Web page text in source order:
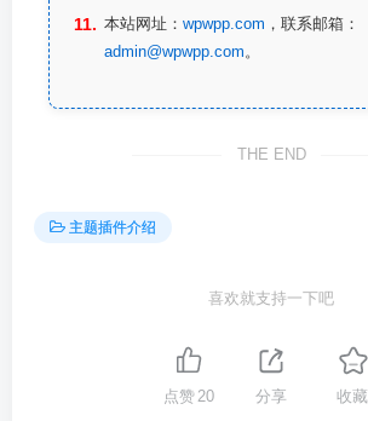
本站网址： wpwpp.com ，联系邮箱：
admin@wpwpp.com。
THE END
主题插件介绍
喜欢就支持一下吧
点赞 20 分享 收藏